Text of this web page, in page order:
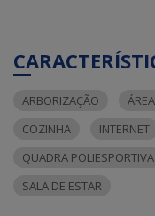
ARBORIZAÇÃO
COZINHA
INTERNET
QUADRA POLIESPORTIVA
SALA DE ESTAR